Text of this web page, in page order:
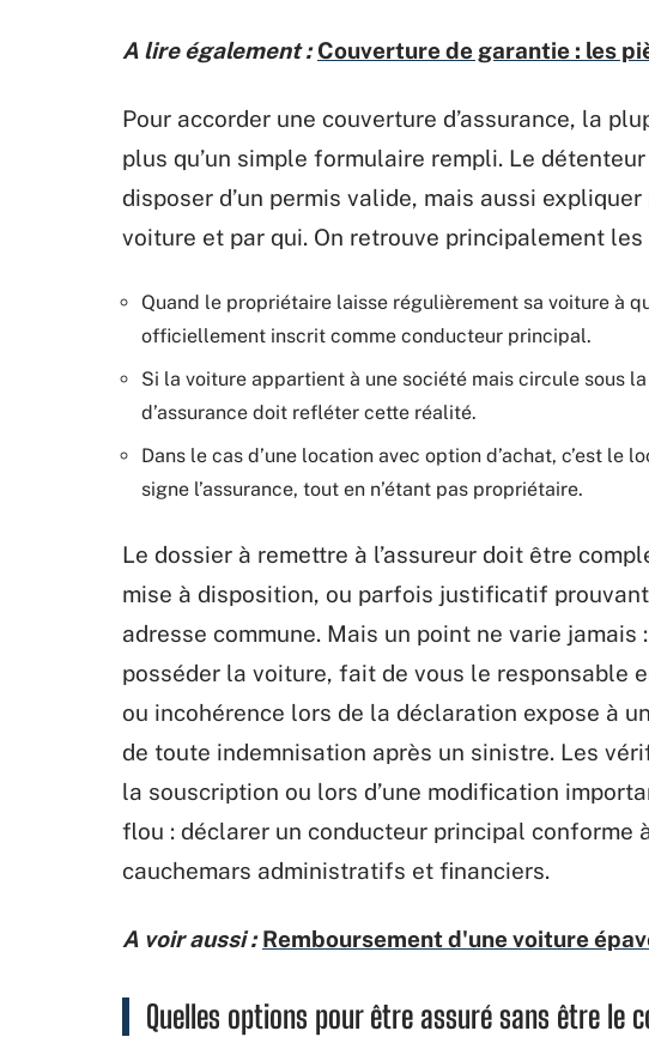
A lire également : Couverture de garantie : les
Pour accorder une couverture d’assurance, la
plus qu’un simple formulaire rempli. Le
disposer d’un permis valide, mais aussi
voiture et par qui. On retrouve principalement
Quand le propriétaire laisse régulièrement sa voiture à
officiellement inscrit comme conducteur principal.
Si la voiture appartient à une société mais circule sous
d’assurance doit refléter cette réalité.
Dans le cas d’une location avec option d’achat, c’est
signe l’assurance, tout en n’étant pas propriétaire.
Le dossier à remettre à l’assureur doit être
mise à disposition, ou parfois justificatif
adresse commune. Mais un point ne varie
posséder la voiture, fait de vous le responsable
ou incohérence lors de la déclaration expose à
de toute indemnisation après un sinistre. Les
la souscription ou lors d’une modification
flou : déclarer un conducteur principal conforme
cauchemars administratifs et financiers.
A voir aussi : Remboursement d'une voiture
Quelles options pour être assuré sans être le